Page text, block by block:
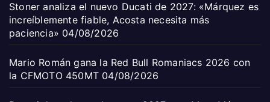
Stoner analiza el nuevo Ducati de 2027: «Márquez es
increíblemente fiable, Acosta necesita más
paciencia» 04/08/2026
Mario Román gana la Red Bull Romaniacs 2026 con
la CFMOTO 450MT 04/08/2026